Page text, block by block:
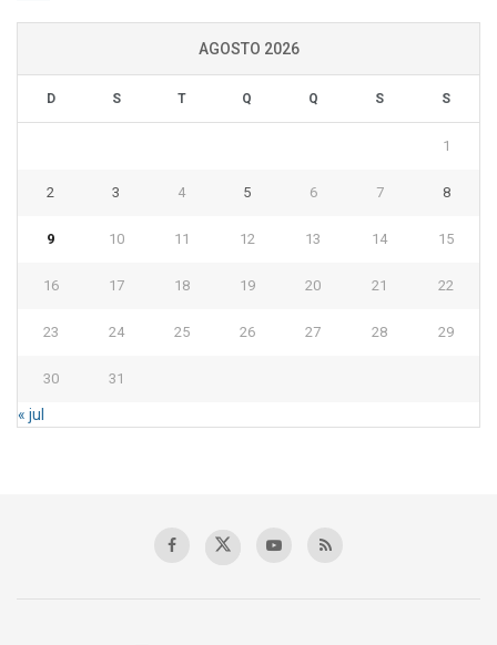
AGOSTO 2026
D S T Q Q S S
1
2 3 4 5 6 7 8
9 10 11 12 13 14 15
16 17 18 19 20 21 22
23 24 25 26 27 28 29
30 31
« jul